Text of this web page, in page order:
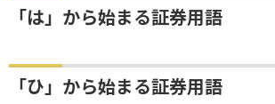
「は」から始まる証券用語
「ひ」から始まる証券用語